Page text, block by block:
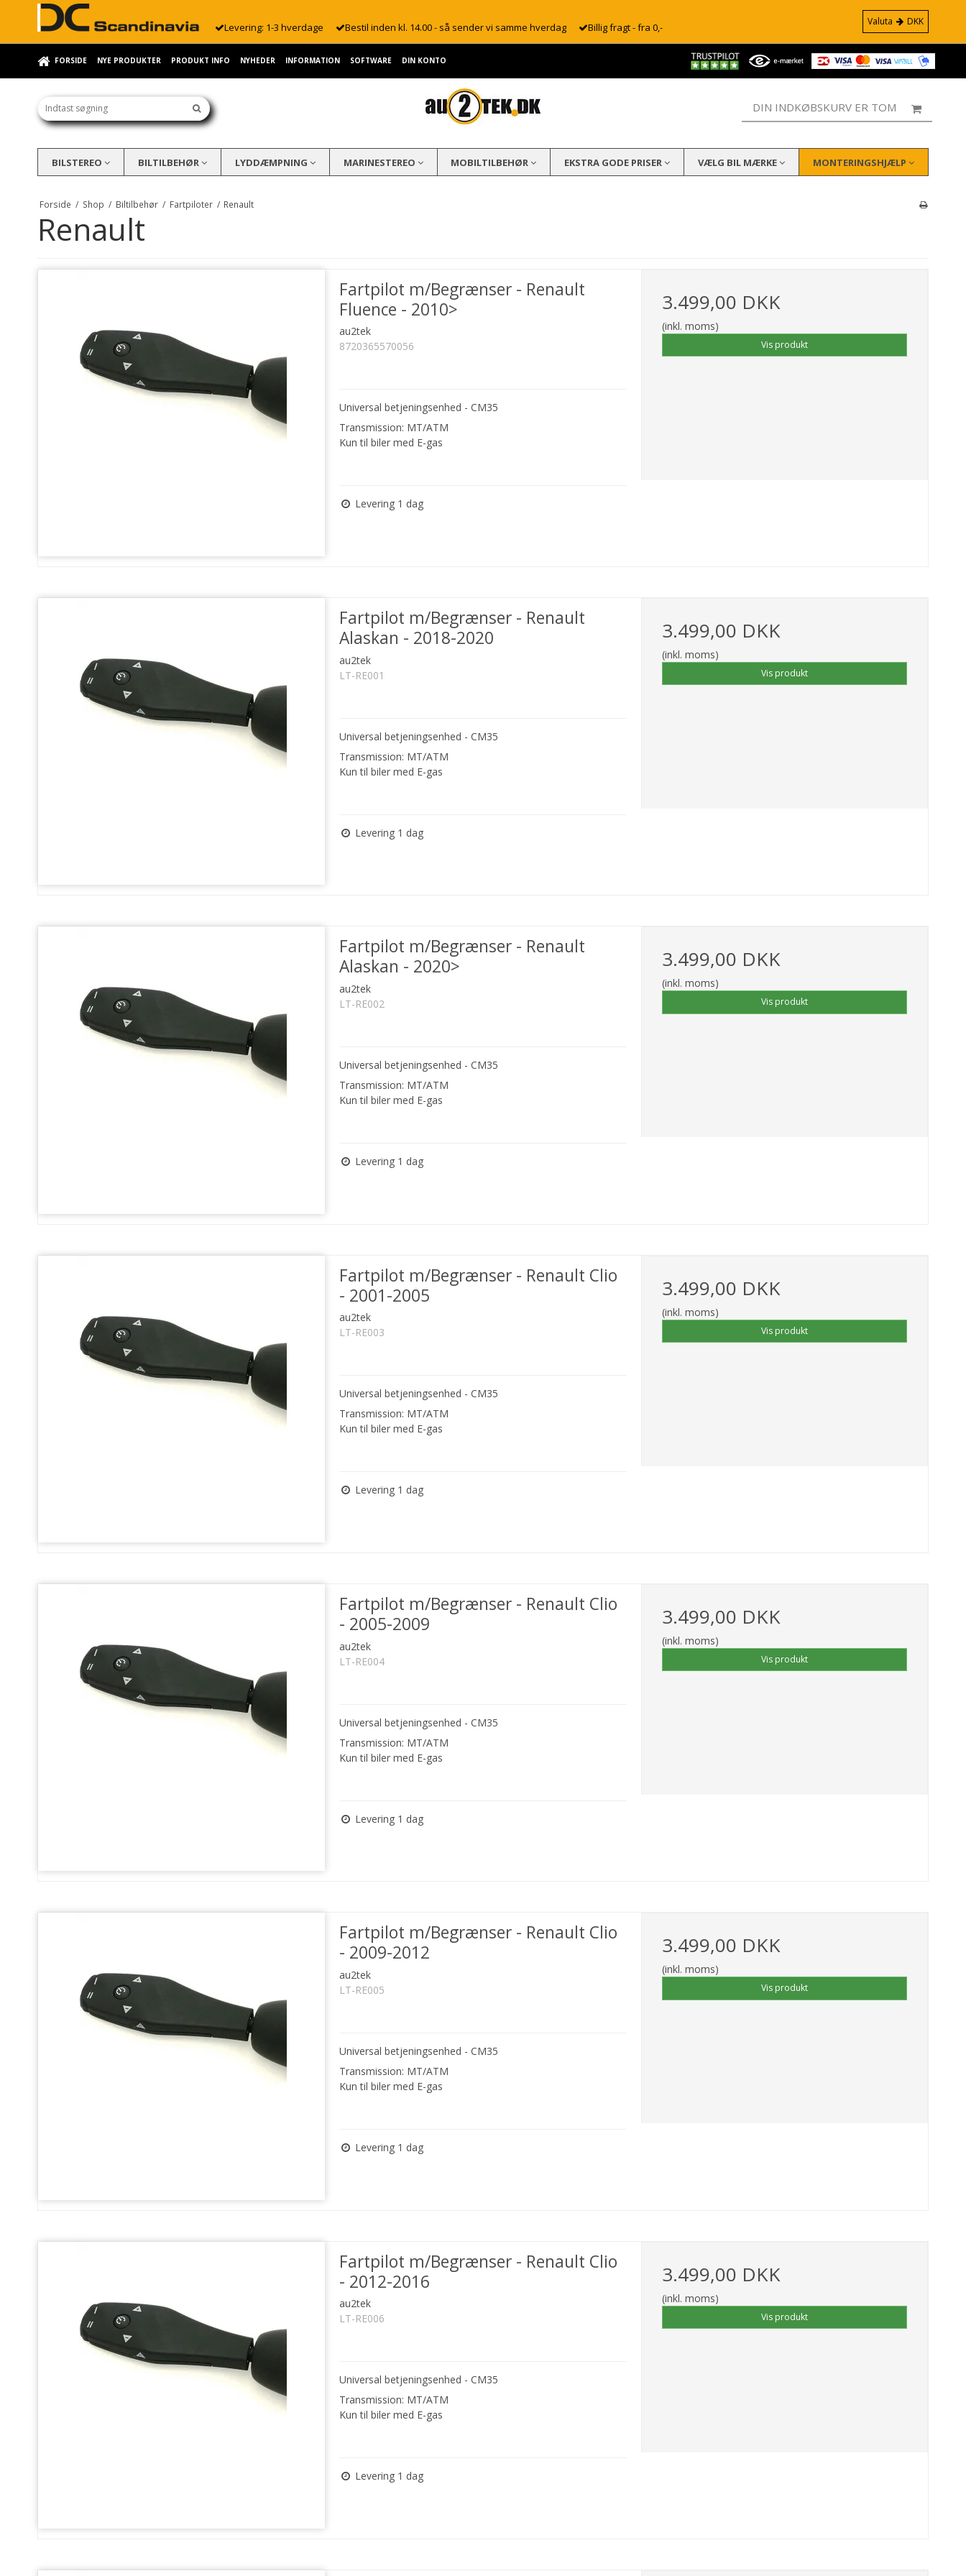
Levering: 1-3 hverdage Bestil inden kl. 14.00 - så sender vi samme hverdag Billig fragt - fra 0,- Valuta DKK
FORSIDE NYE PRODUKTER PRODUKT INFO NYHEDER INFORMATION SOFTWARE DIN KONTO
DIN INDKØBSKURV ER TOM
BILSTEREO BILTILBEHØR LYDDÆMPNING MARINESTEREO MOBILTILBEHØR EKSTRA GODE PRISER VÆLG BIL MÆRKE MONTERINGSHJÆLP
Forside / Shop / Biltilbehør / Fartpiloter / Renault
Renault
Fartpilot m/Begrænser - Renault
Fluence - 2010>
au2tek
8720365570056
Universal betjeningsenhed - CM35
Transmission: MT/ATM
Kun til biler med E-gas
Levering 1 dag
3.499,00 DKK
(inkl. moms)
Vis produkt
Fartpilot m/Begrænser - Renault
Alaskan - 2018-2020
au2tek
LT-RE001
Universal betjeningsenhed - CM35
Transmission: MT/ATM
Kun til biler med E-gas
Levering 1 dag
3.499,00 DKK
(inkl. moms)
Vis produkt
Fartpilot m/Begrænser - Renault
Alaskan - 2020>
au2tek
LT-RE002
Universal betjeningsenhed - CM35
Transmission: MT/ATM
Kun til biler med E-gas
Levering 1 dag
3.499,00 DKK
(inkl. moms)
Vis produkt
Fartpilot m/Begrænser - Renault Clio
- 2001-2005
au2tek
LT-RE003
Universal betjeningsenhed - CM35
Transmission: MT/ATM
Kun til biler med E-gas
Levering 1 dag
3.499,00 DKK
(inkl. moms)
Vis produkt
Fartpilot m/Begrænser - Renault Clio
- 2005-2009
au2tek
LT-RE004
Universal betjeningsenhed - CM35
Transmission: MT/ATM
Kun til biler med E-gas
Levering 1 dag
3.499,00 DKK
(inkl. moms)
Vis produkt
Fartpilot m/Begrænser - Renault Clio
- 2009-2012
au2tek
LT-RE005
Universal betjeningsenhed - CM35
Transmission: MT/ATM
Kun til biler med E-gas
Levering 1 dag
3.499,00 DKK
(inkl. moms)
Vis produkt
Fartpilot m/Begrænser - Renault Clio
- 2012-2016
au2tek
LT-RE006
Universal betjeningsenhed - CM35
Transmission: MT/ATM
Kun til biler med E-gas
Levering 1 dag
3.499,00 DKK
(inkl. moms)
Vis produkt